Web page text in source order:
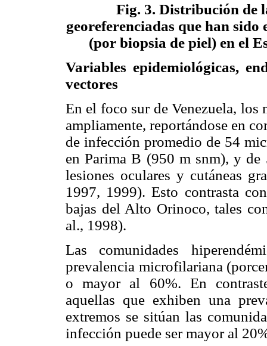
Fig. 3. Distribución de
georeferenciadas que han
(por biopsia de piel) en el
Variables epidemiológicas,
vectores
En el foco sur de Venezuela,
ampliamente, reportándose en
de infección promedio de 54
en Parima B (950 m snm), y
lesiones oculares y cutáneas
1997, 1999). Esto contrasta
bajas del Alto Orinoco, tales
al., 1998).
Las comunidades
prevalencia microfilariana
o mayor al 60%. En
aquellas que exhiben una
extremos se sitúan las
infección puede ser mayor al